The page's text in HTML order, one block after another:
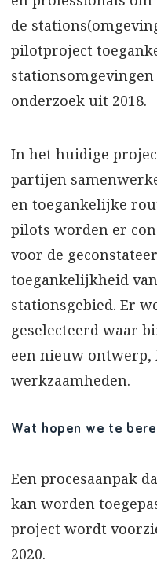
de
pilotproject
onderzoek uit 2018.
In het huidige
partijen
en toegankelijke
pilots worden er
voor de
toegankelijkheid
stationsgebied. Er
geselecteerd waar
een nieuw
werkzaamheden.
Wat hopen we te
Een procesaanpak
kan worden
project wordt
2020.